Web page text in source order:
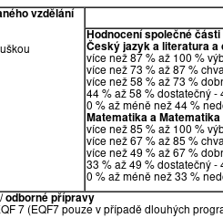
vzdělání
Hodnocení společné
Český jazyk a literatura a
více než 87 % až 100 %
více než 73 % až 87 %
více než 58 % až 73 %
44 % až 58 % dostatečný -
0 % až méně než 44 %
Matematika a
více než 85 % až 100 %
více než 67 % až 85 %
více než 49 % až 67 %
33 % až 49 % dostatečný -
0 % až méně než 33 %
odborné přípravy
7 (EQF7 pouze v případě dlouhých